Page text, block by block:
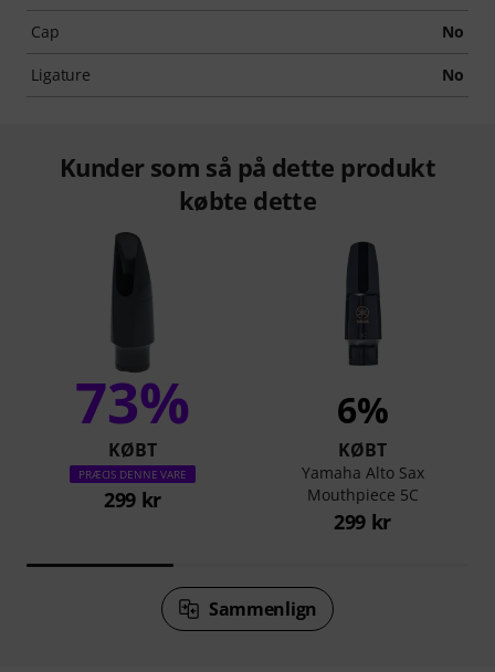
Cap No
Ligature No
Kunder som så på dette produkt
købte dette
73%
KØBT
PRÆCIS DENNE VARE
299 kr
6%
KØBT
Yamaha Alto Sax
Mouthpiece 5C
299 kr
Sammenlign